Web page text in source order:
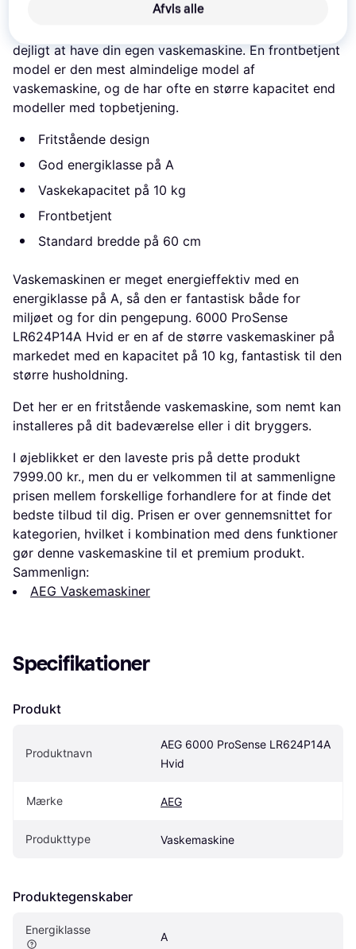
Hvis du bor i lejlighed, har du måske adgang til et
dejligt at have din egen vaskemaskine. En frontbetjent
model er den mest almindelige model af
vaskemaskine, og de har ofte en større kapacitet end
modeller med topbetjening.
Fritstående design
God energiklasse på A
Vaskekapacitet på 10 kg
Frontbetjent
Standard bredde på 60 cm
Vaskemaskinen er meget energieffektiv med en
energiklasse på A, så den er fantastisk både for
miljøet og for din pengepung. 6000 ProSense
LR624P14A Hvid er en af de større vaskemaskiner på
markedet med en kapacitet på 10 kg, fantastisk til den
større husholdning.
Det her er en fritstående vaskemaskine, som nemt kan
installeres på dit badeværelse eller i dit bryggers.
I øjeblikket er den laveste pris på dette produkt
7999.00 kr., men du er velkommen til at sammenligne
prisen mellem forskellige forhandlere for at finde det
bedste tilbud til dig. Prisen er over gennemsnittet for
kategorien, hvilket i kombination med dens funktioner
gør denne vaskemaskine til et premium produkt.
Sammenlign:
AEG Vaskemaskiner
Specifikationer
Produkt
Produktnavn
AEG 6000 ProSense LR624P14A
Hvid
Mærke AEG
Produkttype Vaskemaskine
Produktegenskaber
Energiklasse
A
Afvis alle